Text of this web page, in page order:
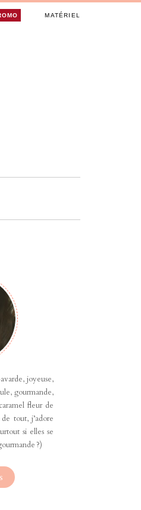
MATÉRIEL
joyeuse,
gourmande,
fleur de
tout, j’adore
si elles se
?)